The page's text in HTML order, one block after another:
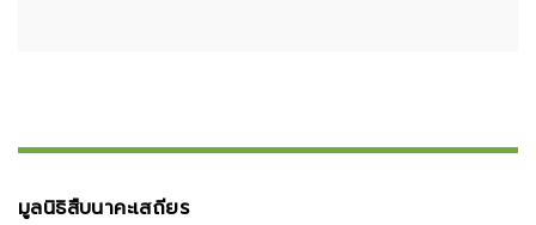
มูลนิธิสืบนาคะเสถียร